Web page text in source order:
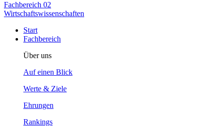
Fachbereich 02
Wirtschaftswissenschaften
Start
Fachbereich
Über uns
Auf einen Blick
Werte & Ziele
Ehrungen
Rankings